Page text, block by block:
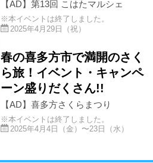
【AD】第13回 こはたマルシェ
※本イベントは終了しました。
2025年4月29日（祝）
春の喜多方市で満開のさく
ら旅！イベント・キャンペ
ーン盛りだくさん!!
【AD】喜多方さくらまつり
※本イベントは終了しました。
2025年4月4日（金）〜23日（水）